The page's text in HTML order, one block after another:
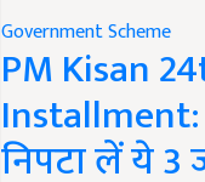
Government Scheme
PM Kisan
निपटा लें ये 3